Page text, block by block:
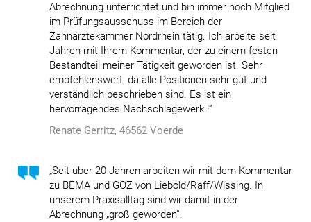
Abrechnung unterrichtet und bin immer noch Mitglied
im Prüfungsausschuss im Bereich der
Zahnärztekammer Nordrhein tätig. Ich arbeite seit
Jahren mit Ihrem Kommentar, der zu einem festen
Bestandteil meiner Tätigkeit geworden ist. Sehr
empfehlenswert, da alle Positionen sehr gut und
verständlich beschrieben sind. Es ist ein
hervorragendes Nachschlagewerk !“
Renate Gerritz, 46562 Voerde
„Seit über 20 Jahren arbeiten wir mit dem Kommentar
zu BEMA und GOZ von Liebold/Raff/Wissing. In
unserem Praxisalltag sind wir damit in der
Abrechnung „groß geworden“.